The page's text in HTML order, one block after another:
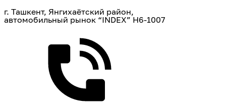
г. Ташкент, Янгихаётский район,
автомобильный рынок “INDEX” H6-1007